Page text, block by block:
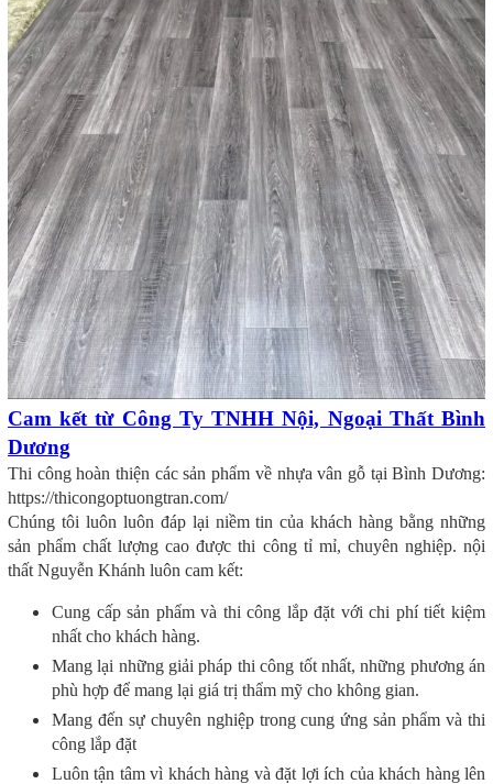
Cam kết từ Công Ty TNHH Nội, Ngoại Thất Bình
Dương
Thi công hoàn thiện các sản phẩm về nhựa vân gỗ tại Bình Dương:
https://thicongoptuongtran.com/
Chúng tôi luôn luôn đáp lại niềm tin của khách hàng bằng những
sản phẩm chất lượng cao được thi công tỉ mỉ, chuyên nghiệp. nội
thất Nguyễn Khánh luôn cam kết:
Cung cấp sản phẩm và thi công lắp đặt với chi phí tiết kiệm
nhất cho khách hàng.
Mang lại những giải pháp thi công tốt nhất, những phương án
phù hợp để mang lại giá trị thẩm mỹ cho không gian.
Mang đến sự chuyên nghiệp trong cung ứng sản phẩm và thi
công lắp đặt
Luôn tận tâm vì khách hàng và đặt lợi ích của khách hàng lên